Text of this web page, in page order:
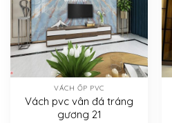
VÁCH ỐP PVC
Vách pvc vân đá tráng
gương 21